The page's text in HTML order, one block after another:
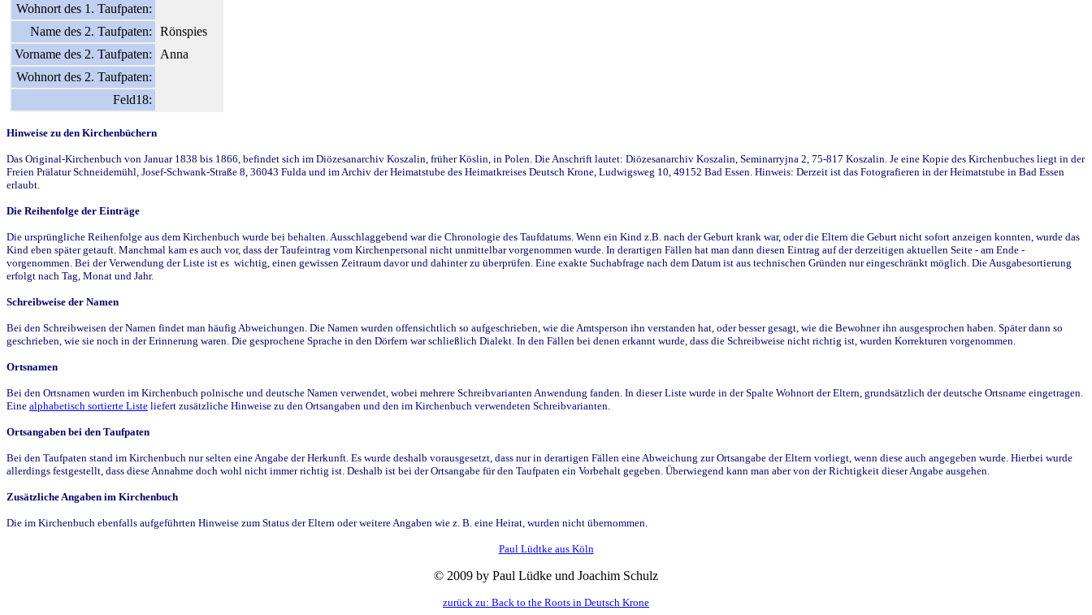
Wohnort des 1. Taufpaten:
Name des 2. Taufpaten:
Rönspies
Vorname des 2. Taufpaten:
Anna
Wohnort des 2. Taufpaten:
Feld18:
Hinweise zu den Kirchenbüchern
Das Original-Kirchenbuch von Januar 1838 bis 1866, befindet sich im Diözesanarchiv Koszalin, früher Köslin, in Polen. Die Anschrift lautet: Diözesanarchiv Koszalin, Seminarryjna 2, 75-817 Koszalin. Je eine Kopie des Kirchenbuches liegt in der
Freien Prälatur Schneidemühl, Josef-Schwank-Straße 8, 36043 Fulda und im Archiv der Heimatstube des Heimatkreises Deutsch Krone, Ludwigsweg 10, 49152 Bad Essen. Hinweis: Derzeit ist das Fotografieren in der Heimatstube in Bad Essen
erlaubt.
Die Reihenfolge der Einträge
Die ursprüngliche Reihenfolge aus dem Kirchenbuch wurde bei behalten. Ausschlaggebend war die Chronologie des Taufdatums. Wenn ein Kind z.B. nach der Geburt krank war, oder die Eltern die Geburt nicht sofort anzeigen konnten, wurde das
Kind eben später getauft. Manchmal kam es auch vor, dass der Taufeintrag vom Kirchenpersonal nicht unmittelbar vorgenommen wurde. In derartigen Fällen hat man dann diesen Eintrag auf der derzeitigen aktuellen Seite - am Ende -
vorgenommen. Bei der Verwendung der Liste ist es wichtig, einen gewissen Zeitraum davor und dahinter zu überprüfen. Eine exakte Suchabfrage nach dem Datum ist aus technischen Gründen nur eingeschränkt möglich. Die Ausgabesortierung
erfolgt nach Tag, Monat und Jahr.
Schreibweise der Namen
Bei den Schreibweisen der Namen findet man häufig Abweichungen. Die Namen wurden offensichtlich so aufgeschrieben, wie die Amtsperson ihn verstanden hat, oder besser gesagt, wie die Bewohner ihn ausgesprochen haben. Später dann so
geschrieben, wie sie noch in der Erinnerung waren. Die gesprochene Sprache in den Dörfern war schließlich Dialekt. In den Fällen bei denen erkannt wurde, dass die Schreibweise nicht richtig ist, wurden Korrekturen vorgenommen.
Ortsnamen
Bei den Ortsnamen wurden im Kirchenbuch polnische und deutsche Namen verwendet, wobei mehrere Schreibvarianten Anwendung fanden. In dieser Liste wurde in der Spalte Wohnort der Eltern, grundsätzlich der deutsche Ortsname eingetragen.
Eine alphabetisch sortierte Liste liefert zusätzliche Hinweise zu den Ortsangaben und den im Kirchenbuch verwendeten Schreibvarianten.
Ortsangaben bei den Taufpaten
Bei den Taufpaten stand im Kirchenbuch nur selten eine Angabe der Herkunft. Es wurde deshalb vorausgesetzt, dass nur in derartigen Fällen eine Abweichung zur Ortsangabe der Eltern vorliegt, wenn diese auch angegeben wurde. Hierbei wurde
allerdings festgestellt, dass diese Annahme doch wohl nicht immer richtig ist. Deshalb ist bei der Ortsangabe für den Taufpaten ein Vorbehalt gegeben. Überwiegend kann man aber von der Richtigkeit dieser Angabe ausgehen.
Zusätzliche Angaben im Kirchenbuch
Die im Kirchenbuch ebenfalls aufgeführten Hinweise zum Status der Eltern oder weitere Angaben wie z. B. eine Heirat, wurden nicht übernommen.
Paul Lüdtke aus Köln
© 2009 by Paul Lüdke und Joachim Schulz
zurück zu: Back to the Roots in Deutsch Krone